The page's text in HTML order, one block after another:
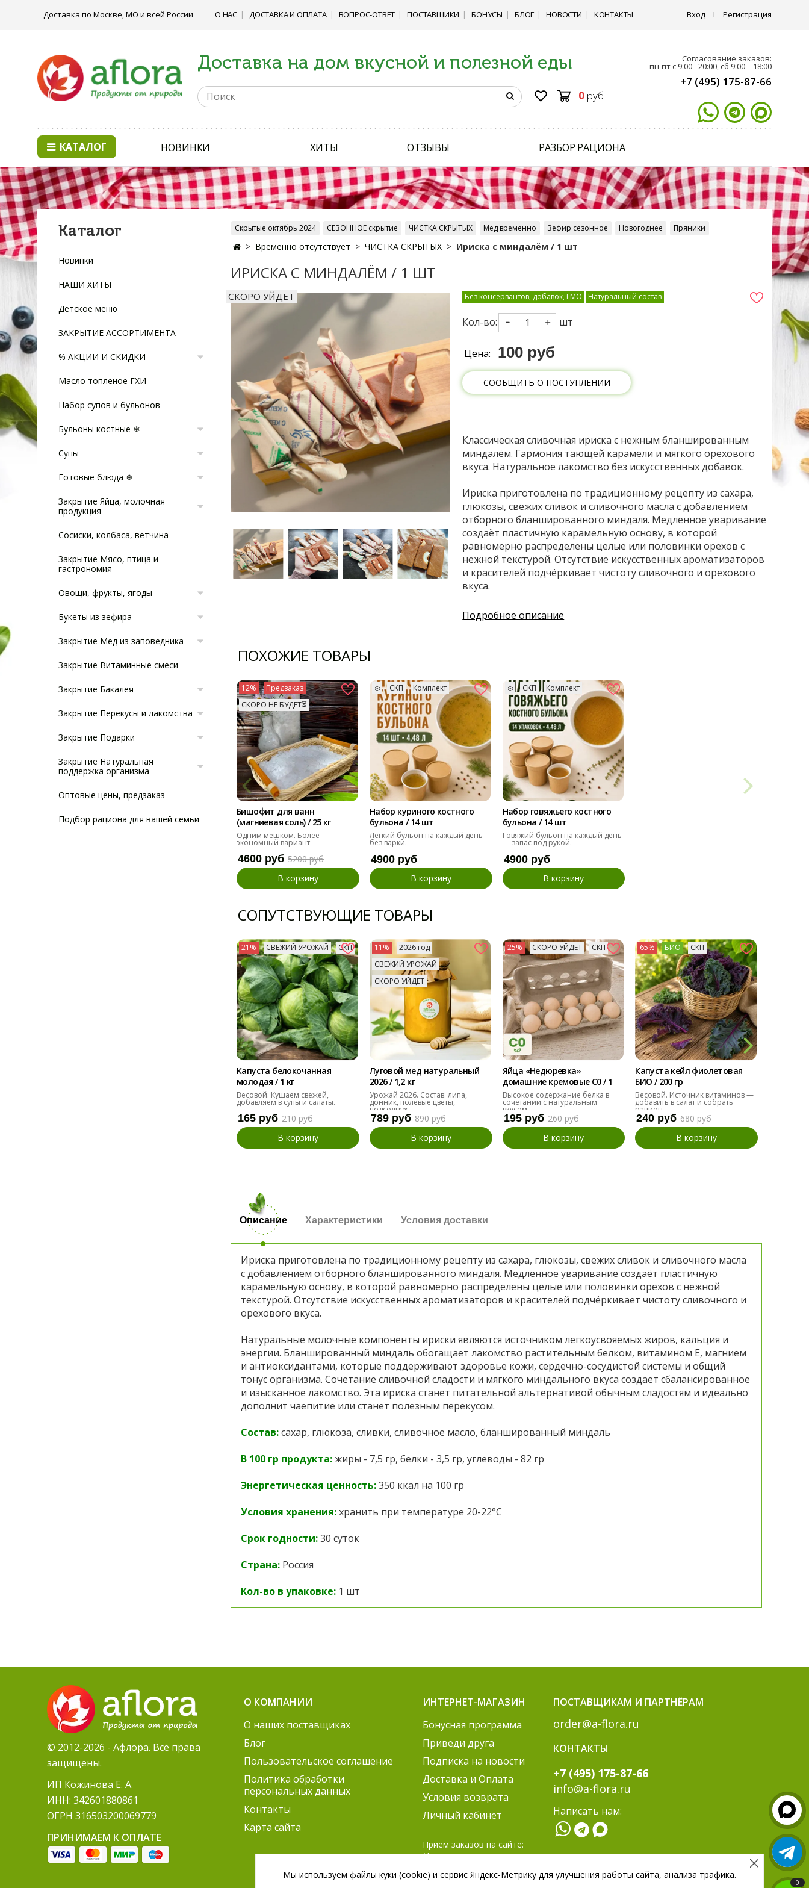
Доставка по Москве, МО и всей России О НАС ДОСТАВКА И ОПЛАТА ВОПРОС-ОТВЕТ ПОСТАВЩИКИ БОНУСЫ БЛОГ НОВОСТИ КОНТАКТЫ Вход I Регистрация
Доставка на дом вкусной и полезной еды
0 руб
Согласование заказов:
пн-пт с 9:00 - 20:00, сб 9:00 – 18:00
+7 (495) 175-87-66
КАТАЛОГ НОВИНКИ ХИТЫ ОТЗЫВЫ РАЗБОР РАЦИОНА
Скрытые октябрь 2024 СЕЗОННОЕ скрытие ЧИСТКА СКРЫТЫХ Мед временно Зефир сезонное Новогоднее Пряники
Временно отсутствует ЧИСТКА СКРЫТЫХ Ириска с миндалём / 1 шт
ИРИСКА С МИНДАЛЁМ / 1 ШТ
СКОРО УЙДЕТ Без консервантов, добавок, ГМО Натуральный состав
Кол-во: шт
Цена: 100 руб
СООБЩИТЬ О ПОСТУПЛЕНИИ
Классическая сливочная ириска с нежным бланшированным
миндалём. Гармония тающей карамели и мягкого орехового
вкуса. Натуральное лакомство без искусственных добавок.
Ириска приготовлена по традиционному рецепту из сахара,
глюкозы, свежих сливок и сливочного масла с добавлением
отборного бланшированного миндаля. Медленное уваривание
создаёт пластичную карамельную основу, в которой
равномерно распределены целые или половинки орехов с
нежной текстурой. Отсутствие искусственных ароматизаторов
и красителей подчёркивает чистоту сливочного и орехового
вкуса.
Подробное описание
ПОХОЖИЕ ТОВАРЫ
12%
Предзаказ
СКОРО НЕ БУДЕТ⏳
Бишофит для ванн
(магниевая соль) / 25 кг
Одним мешком. Более
экономный вариант
4600 руб 5200 руб
В корзину
❄️ СКП Комплект
Набор куриного костного
бульона / 14 шт
Лёгкий бульон на каждый день
без варки.
4900 руб
В корзину
❄️ СКП Комплект
Набор говяжьего костного
бульона / 14 шт
Говяжий бульон на каждый день
— запас под рукой.
4900 руб
В корзину
СОПУТСТВУЮЩИЕ ТОВАРЫ
21% СВЕЖИЙ УРОЖАЙ СКП
Капуста белокочанная
молодая / 1 кг
Весовой. Кушаем свежей,
добавляем в супы и салаты.
165 руб 210 руб
В корзину
11%
2026 год
СВЕЖИЙ УРОЖАЙ
СКОРО УЙДЕТ
Луговой мед натуральный
2026 / 1,2 кг
Урожай 2026. Состав: липа,
донник, полевые цветы,
подсолнух
789 руб 890 руб
В корзину
25% СКОРО УЙДЕТ СКП
Яйца «Недюревка»
домашние кремовые С0 / 1
десяток
Высокое содержание белка в
сочетании с натуральным
вкусом.
195 руб 260 руб
В корзину
65% БИО СКП
Капуста кейл фиолетовая
БИО / 200 гр
Весовой. Источник витаминов —
добавить в салат и собрать
рацион.
240 руб 680 руб
В корзину
Описание
Ириска приготовлена по традиционному рецепту из сахара, глюкозы, свежих сливок и сливочного масла
с добавлением отборного бланшированного миндаля. Медленное уваривание создаёт пластичную
карамельную основу, в которой равномерно распределены целые или половинки орехов с нежной
текстурой. Отсутствие искусственных ароматизаторов и красителей подчёркивает чистоту сливочного и
орехового вкуса.
Натуральные молочные компоненты ириски являются источником легкоусвояемых жиров, кальция и
энергии. Бланшированный миндаль обогащает лакомство растительным белком, витамином Е, магнием
и антиоксидантами, которые поддерживают здоровье кожи, сердечно-сосудистой системы и общий
тонус организма. Сочетание сливочной сладости и мягкого миндального вкуса создаёт сбалансированное
и изысканное лакомство. Эта ириска станет питательной альтернативой обычным сладостям и идеально
дополнит чаепитие или станет полезным перекусом.
Состав:сахар, глюкоза, сливки, сливочное масло, бланшированный миндаль
В 100 гр продукта:жиры - 7,5 гр, белки - 3,5 гр, углеводы - 82 гр
Энергетическая ценность:350 ккал на 100 гр
Условия хранения:хранить при температуре 20-22°C
Срок годности:30 суток
Страна: Россия
Кол-во в упаковке: 1 шт
Характеристики Условия доставки
Каталог
Новинки
НАШИ ХИТЫ
Детское меню
ЗАКРЫТИЕ АССОРТИМЕНТА
% АКЦИИ И СКИДКИ
Масло топленое ГХИ
Набор супов и бульонов
Бульоны костные ❄
Супы
Готовые блюда ❄
Закрытие Яйца, молочная
продукция
Сосиски, колбаса, ветчина
Закрытие Мясо, птица и
гастрономия
Овощи, фрукты, ягоды
Букеты из зефира
Закрытие Мед из заповедника
Закрытие Витаминные смеси
Закрытие Бакалея
Закрытие Перекусы и лакомства
Закрытие Подарки
Закрытие Натуральная
поддержка организма
Оптовые цены, предзаказ
Подбор рациона для вашей семьи
© 2012-2026 - Афлора. Все права
защищены.
ИП Кожинова Е. А.
ИНН: 342601880861
ОГРН 316503200069779
ПРИНИМАЕМ К ОПЛАТЕ
О КОМПАНИИ
О наших поставщиках
Блог
Пользовательское соглашение
Политика обработки
персональных данных
Контакты
Карта сайта
ИНТЕРНЕТ-МАГАЗИН
Бонусная программа
Приведи друга
Подписка на новости
Доставка и Оплата
Условия возврата
Личный кабинет
Прием заказов на сайте:
Круглосуточно
Согласование заказов:
ПОСТАВЩИКАМ И ПАРТНЁРАМ
order@a-flora.ru
КОНТАКТЫ
+7 (495) 175-87-66
info@a-flora.ru
Написать нам:
0
Мы используем файлы куки (cookie) и сервис Яндекс-Метрику для улучшения работы сайта, анализа трафика.